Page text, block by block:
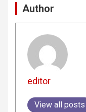
Author
editor
View all posts